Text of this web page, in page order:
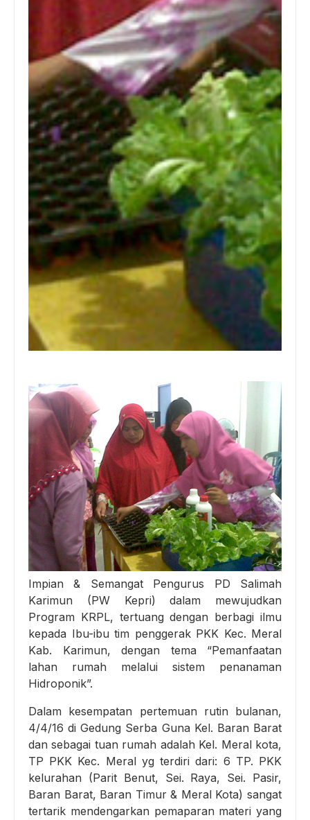
Impian & Semangat Pengurus PD Salimah
Karimun (PW Kepri) dalam mewujudkan
Program KRPL, tertuang dengan berbagi ilmu
kepada Ibu-ibu tim penggerak PKK Kec. Meral
Kab. Karimun, dengan tema “Pemanfaatan
lahan rumah melalui sistem penanaman
Hidroponik”.
Dalam kesempatan pertemuan rutin bulanan,
4/4/16 di Gedung Serba Guna Kel. Baran Barat
dan sebagai tuan rumah adalah Kel. Meral kota,
TP PKK Kec. Meral yg terdiri dari: 6 TP. PKK
kelurahan (Parit Benut, Sei. Raya, Sei. Pasir,
Baran Barat, Baran Timur & Meral Kota) sangat
tertarik mendengarkan pemaparan materi yang